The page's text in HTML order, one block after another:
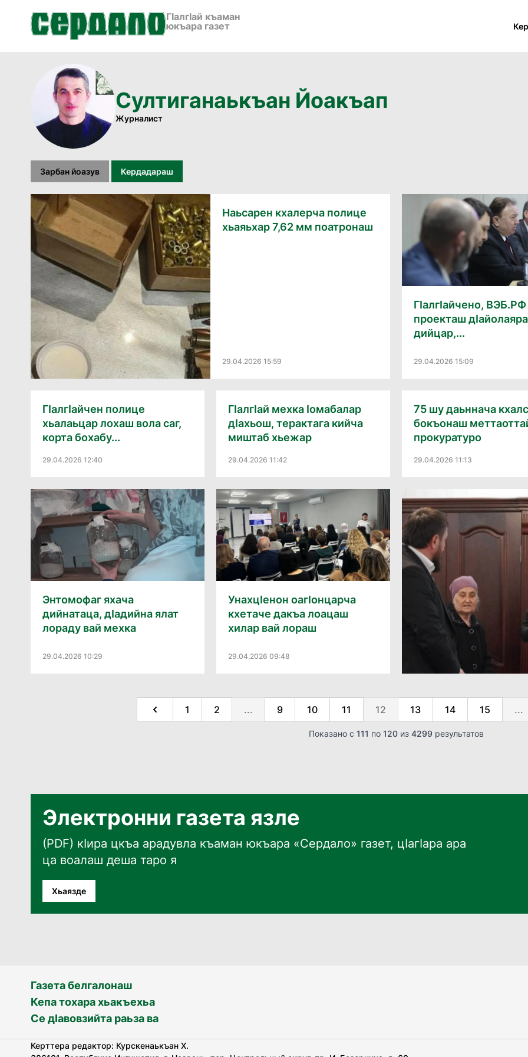
ГӀалгӀай къаман
юкъара газет
Султиганаькъан Йоакъап
Журналист
Зарбан йоазув Кердадараш
Наьсарен кхалерча полице
хьаяьхар 7,62 мм поатронаш
29.04.2026 15:59
Гӏалгӏайчено,
проекташ
дийцар,...
29.04.2026 15:09
Гӏалгӏайчен полице
хьалаьцар лохаш вола саг,
корта бохабу...
29.04.2026 12:40
Гӏалгӏай мехка ӏомабалар
дӏахьош, терактага кийча
миштаб хьежар
29.04.2026 11:42
75 шу даьннача
бокъонаш
прокуратуро
29.04.2026 11:13
Энтомофаг яхача
дийнатаца, дӏадийна ялат
лораду вай мехка
29.04.2026 10:29
Унахцӏенон оагӏонцарча
кхетаче дакъа лоацаш
хилар вай лораш
29.04.2026 09:48
1 2 ... 9 10 11 12 13 14 15 ...
Показано с 111 по 120из 4299 результатов
Электронни газета язле
(PDF) кӀира цкъа арадувла къаман юкъара «Сердало» газет, цӀагӀара ара
ца воалаш деша таро я
Хьаязде
Газета белгалонаш
Кепа тохара хьакъехьа
Се дӀавовзийта раьза ва
Керттера редактор: Курскенаькъан Х.